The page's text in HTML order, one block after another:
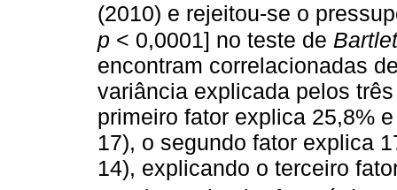
(2010) e rejeitou-se o
p < 0,0001] no teste de
encontram correlacionadas
variância explicada pelos
primeiro fator explica 25,8%
17), o segundo fator explica
14), explicando o terceiro